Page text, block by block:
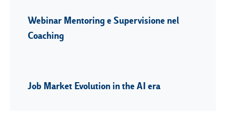
Webinar Mentoring e Supervisione nel
Coaching
Job Market Evolution in the AI era